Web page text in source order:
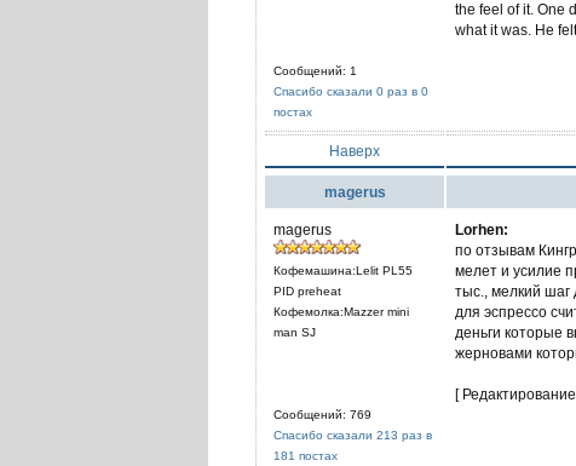
Сообщений: 1
Спасибо сказали 0 раз в 0
постах
the feel of it. One
what it was. He
Наверх
magerus
magerus
Кофемашина:Lelit PL55
PID preheat
Кофемолка:Mazzer mini
man SJ
Сообщений: 769
Спасибо сказали 213 раз в
181 постах
Lorhen:
по отзывам
мелет и усилие
тыс., мелкий шаг
для эспрессо
деньги которые
жерновами
[